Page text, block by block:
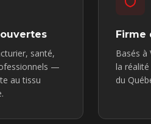
santé,
—
au tissu
Firme
Basés à
la
du